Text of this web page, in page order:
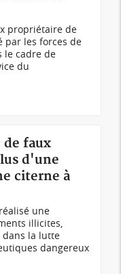
propriétaire de
par les forces de
le cadre de
du
faux
d'une
citerne à
une
illicites,
la lutte
dangereux